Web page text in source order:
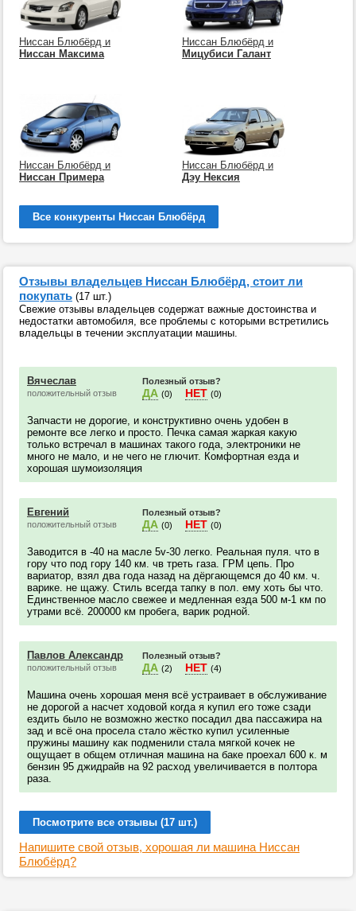
Ниссан Блюбёрд и
Ниссан Максима
Ниссан Блюбёрд и
Мицубиси Галант
Ниссан Блюбёрд и
Ниссан Примера
Ниссан Блюбёрд и
Дэу Нексия
Все конкуренты Ниссан Блюбёрд
Отзывы владельцев Ниссан Блюбёрд, стоит ли
покупать (17 шт.)
Свежие отзывы владельцев содержат важные достоинства и
недостатки автомобиля, все проблемы с которыми встретились
владельцы в течении эксплуатации машины.
Вячеслав
положительный отзыв
Полезный отзыв?
ДА (0) НЕТ (0)
Запчасти не дорогие, и конструктивно очень удобен в
ремонте все легко и просто. Печка самая жаркая какую
только встречал в машинах такого года, электроники не
много не мало, и не чего не глючит. Комфортная езда и
хорошая шумоизоляция
Евгений
положительный отзыв
Полезный отзыв?
ДА (0) НЕТ (0)
Заводится в -40 на масле 5v-30 легко. Реальная пуля. что в
гору что под гору 140 км. чв треть газа. ГРМ цепь. Про
вариатор, взял два года назад на дёргающемся до 40 км. ч.
варике. не щажу. Стиль всегда тапку в пол. ему хоть бы что.
Единственное масло свежее и медленная езда 500 м-1 км по
утрами всё. 200000 км пробега, варик родной.
Павлов Александр
положительный отзыв
Полезный отзыв?
ДА (2) НЕТ (4)
Машина очень хорошая меня всё устраивает в обслуживание
не дорогой а насчет ходовой когда я купил его тоже сзади
ездить было не возможно жестко посадил два пассажира на
зад и всё она просела стало жёстко купил усиленные
пружины машину как подменили стала мягкой кочек не
ощущает в общем отличная машина на баке проехал 600 к. м
бензин 95 джидрайв на 92 расход увеличивается в полтора
раза.
Посмотрите все отзывы (17 шт.)
Напишите свой отзыв, хорошая ли машина Ниссан
Блюбёрд?